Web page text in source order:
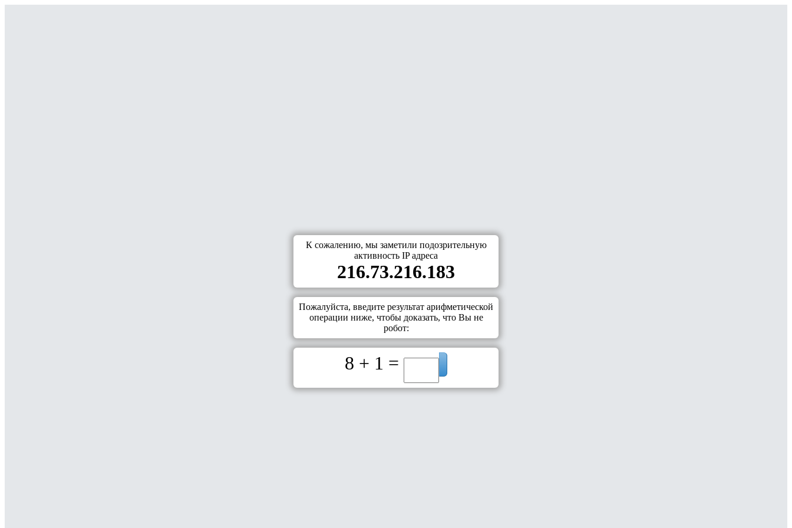
К сожалению, мы заметили подозрительную
активность IP адреса
216.73.216.183
Пожалуйста, введите результат арифметической
операции ниже, чтобы доказать, что Вы не
робот:
8 + 1 =